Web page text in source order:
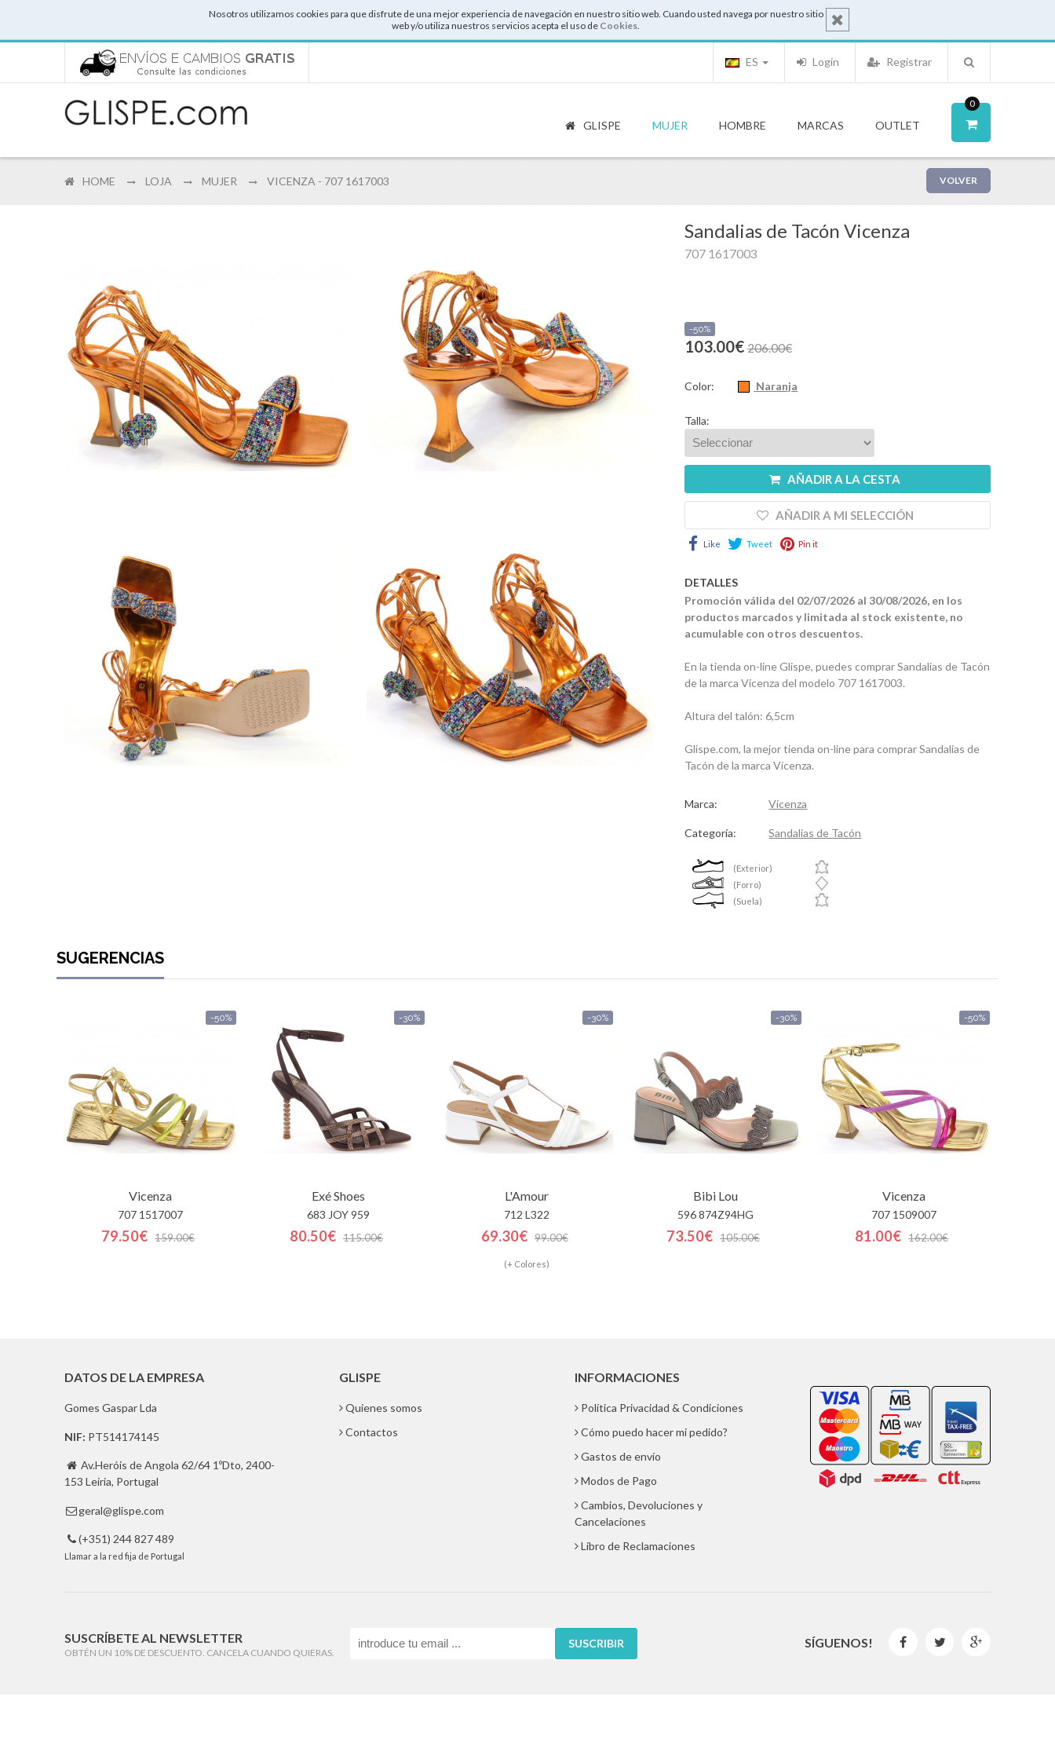
Nosotros utilizamos cookies para que disfrute de una mejor experiencia de navegación en nuestro sitio web. Cuando usted navega por nuestro sitio
web y/o utiliza nuestros servicios acepta el uso de Cookies.
Registrar
Login
ES
0
GLISPE MUJER HOMBRE MARCAS OUTLET
VOLVER
HOME LOJA MUJER VICENZA - 707 1617003
Sandalias de Tacón Vicenza
707 1617003
-50%
103.00€ 206.00€
Color: Naranja
Talla:
AÑADIR A LA CESTA
AÑADIR A MI SELECCIÓN
Like Tweet Pin it
DETALLES
Promoción válida del 02/07/2026 al 30/08/2026, en los
productos marcados y limitada al stock existente, no
acumulable con otros descuentos.
En la tienda on-line Glispe, puedes comprar Sandalias de Tacón
de la marca Vicenza del modelo 707 1617003.
Altura del talón: 6,5cm
Glispe.com, la mejor tienda on-line para comprar Sandalias de
Tacón de la marca Vicenza.
Marca: Vicenza
Categoría: Sandalias de Tacón
(Exterior)
(Forro)
(Suela)
SUGERENCIAS
-50%
Vicenza
707 1517007
79.50€ 159.00€
-30%
Exé Shoes
683 JOY 959
80.50€ 115.00€
-30%
L'Amour
712 L322
69.30€ 99.00€
(+ Colores)
-30%
Bibi Lou
596 874Z94HG
73.50€ 105.00€
-50%
Vicenza
707 1509007
81.00€ 162.00€
DATOS DE LA EMPRESA
Gomes Gaspar Lda
NIF: PT514174145
 Av.Heróis de Angola 62/64 1ºDto, 2400-
153 Leiria, Portugal
 geral@glispe.com
 (+351) 244 827 489
Llamar a la red fija de Portugal
GLISPE
Quienes somos
Contactos
INFORMACIONES
Política Privacidad & Condiciones
Cómo puedo hacer mi pedido?
Gastos de envío
Modos de Pago
Cambios, Devoluciones y
Cancelaciones
Libro de Reclamaciones
SUSCRÍBETE AL NEWSLETTER
OBTÉN UN 10% DE DESCUENTO. CANCELA CUANDO QUIERAS.
SUSCRIBIR SÍGUENOS!   